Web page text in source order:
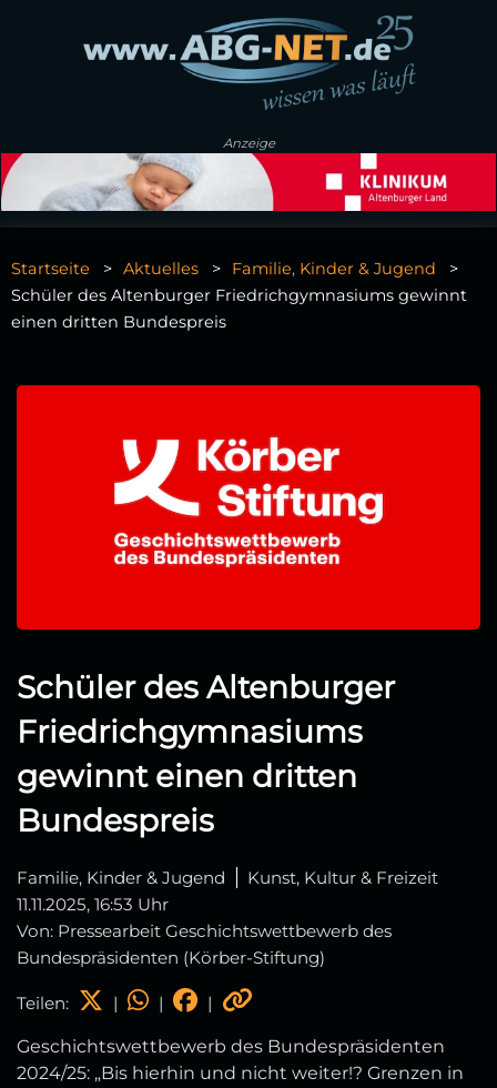
Anzeige
Startseite Aktuelles
Familie, Kinder & Jugend
Schüler des Altenburger Friedrichgymnasiums gewinnt
einen dritten Bundespreis
Schüler des Altenburger
Friedrichgymnasiums
gewinnt einen dritten
Bundespreis
Familie, Kinder & Jugend
Kunst, Kultur & Freizeit
11.11.2025, 16:53 Uhr
Von: Pressearbeit Geschichtswettbewerb des
Bundespräsidenten (Körber-Stiftung)
Teilen: | | |
Geschichtswettbewerb des Bundespräsidenten
2024/25: „Bis hierhin und nicht weiter!? Grenzen in